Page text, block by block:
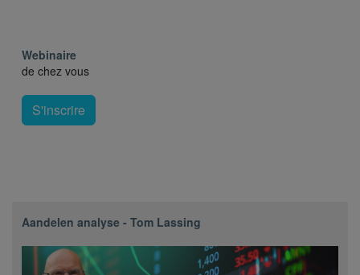
Webinaire
de chez vous
S'inscrire
Aandelen analyse - Tom Lassing